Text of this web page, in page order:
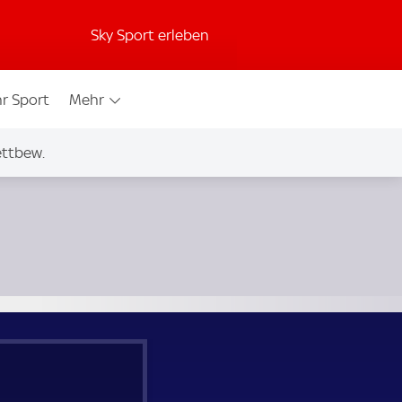
Sky Sport erleben
Sport Mehr